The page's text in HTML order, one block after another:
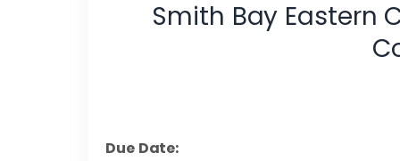
Smith Bay Eastern
Due Date: